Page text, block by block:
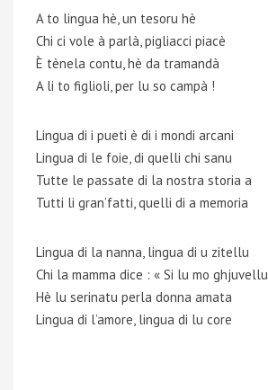
A to lingua hè, un tesoru hè
Chi ci vole à parlà, pigliacci piacè
È tènela contu, hè da tramandà
A li to figlioli, per lu so campà !
Lingua di i pueti è di i mondi arcani
Lingua di le foie, di quelli chi sanu
Tutte le passate di la nostra storia a
Tutti li gran’fatti, quelli di a memoria
Lingua di la nanna, lingua di u zitellu
Chi la mamma dice : « Si lu mo ghjuvellu
Hè lu serinatu perla donna amata
Lingua di l’amore, lingua di lu core